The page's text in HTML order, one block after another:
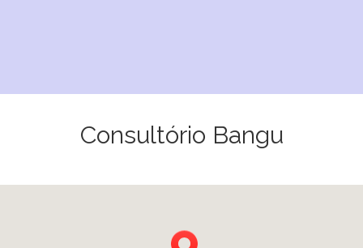
Consultório Bangu